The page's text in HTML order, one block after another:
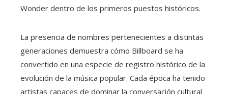
Wonder dentro de los primeros puestos históricos.
La presencia de nombres pertenecientes a distintas
generaciones demuestra cómo Billboard se ha
convertido en una especie de registro histórico de la
evolución de la música popular. Cada época ha tenido
artistas capaces de dominar la conversación cultural